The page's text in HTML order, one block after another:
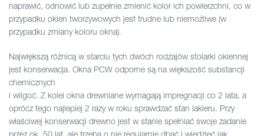
naprawić, odnowić lub zupełnie zmienić kolor ich powierzchni, co w
przypadku okien tworzywowych jest trudne lub niemożliwe (w
przypadku zmiany koloru okna).
Największą różnicą w starciu tych dwóch rodzajów stolarki okiennej
jest konserwacja. Okna PCW odporne są na większość substancji
chemicznych
i wilgoć. Z kolei okna drewniane wymagają impregnacji co 2 lata, a
oprócz tego najlepiej 2 razy w roku sprawdzać stan lakieru. Przy
właściwej konserwacji drewno jest w stanie spełniać swoje zadanie
przez ok. 50 lat, ale trzeba o nie regularnie dbać i wiedzieć jak